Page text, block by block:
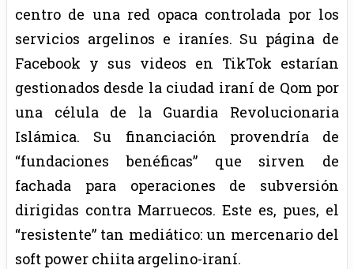
centro de una red opaca controlada por los
servicios argelinos e iraníes. Su página de
Facebook y sus videos en TikTok estarían
gestionados desde la ciudad iraní de Qom por
una célula de la Guardia Revolucionaria
Islámica. Su financiación provendría de
“fundaciones benéficas” que sirven de
fachada para operaciones de subversión
dirigidas contra Marruecos. Este es, pues, el
“resistente” tan mediático: un mercenario del
soft power chiita argelino-iraní.